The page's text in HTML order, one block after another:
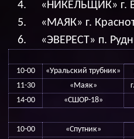
«НИКЕЛЬЩИК» г.
«МАЯК» г.
«ЭВЕРЕСТ» п.
10-00
«Уральский трубник»
11-30
«Маяк»
14-00
«СШОР-18»
10-00
«Спутник»